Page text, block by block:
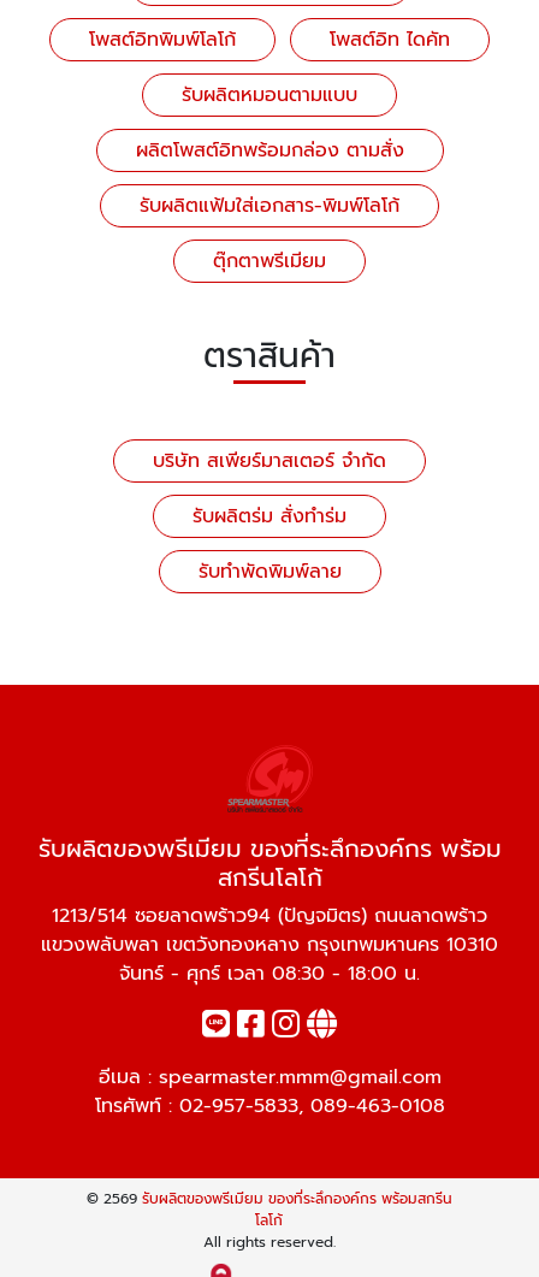
โพสต์อิทพิมพ์โลโก้
โพสต์อิท ไดคัท
รับผลิตหมอนตามแบบ
ผลิตโพสต์อิทพร้อมกล่อง ตามสั่ง
รับผลิตแฟ้มใส่เอกสาร-พิมพ์โลโก้
ตุ๊กตาพรีเมียม
ตราสินค้า
บริษัท สเพียร์มาสเตอร์ จำกัด
รับผลิตร่ม สั่งทำร่ม
รับทำพัดพิมพ์ลาย
รับผลิตของพรีเมียม ของที่ระลึกองค์กร พร้อม
สกรีนโลโก้
1213/514 ซอยลาดพร้าว94 (ปัญจมิตร) ถนนลาดพร้าว
แขวงพลับพลา เขตวังทองหลาง กรุงเทพมหานคร 10310
จันทร์ - ศุกร์ เวลา 08:30 - 18:00 น.
อีเมล : spearmaster.mmm@gmail.com
โทรศัพท์ : 02-957-5833, 089-463-0108
© 2569 รับผลิตของพรีเมียม ของที่ระลึกองค์กร พร้อมสกรีน
โลโก้
All rights reserved.